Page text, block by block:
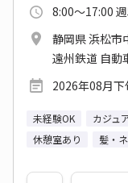
8:00～17:00
静岡県 浜松市
遠州鉄道 自動
2026年08月
未経験OK カジュ
休憩室あり
髪・